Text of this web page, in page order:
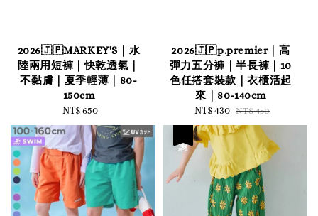
2026🇯🇵MARKEY'S｜水
陸兩用短褲｜快乾透氣｜
不黏膚｜夏季輕薄｜80-
150cm
Regular
price
NT$ 650
2026🇯🇵p.premier｜高
彈力五分褲｜半長褲｜10
色任搭套裝款｜衣櫃活起
來｜80-140cm
Sale
price
NT$ 430 Regular
price
NT$ 450